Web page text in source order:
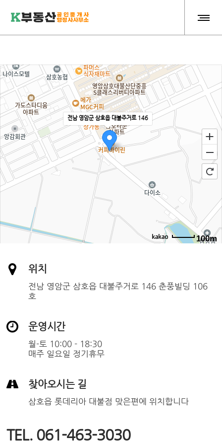
전남 영암군 삼호읍 대불주거로 146
100m
위치
전남 영암군 삼호읍 대불주거로 146 춘풍빌딩 106
호
운영시간
월-토 10:00 - 18:30
매주 일요일 정기휴무
찾아오시는 길
삼호읍 롯데리아 대불점 맞은편에 위치합니다
TEL. 061-463-3030